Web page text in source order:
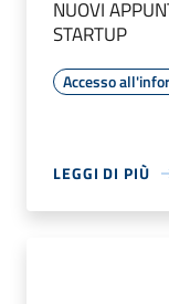
NUOVI
STARTUP
Accesso
LEGGI DI PIÙ